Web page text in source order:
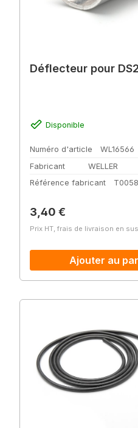
Déflecteur pour
Disponible
Numéro d'article
WL16566
Fabricant
WELLER
Référence fabricant
Prix régulier :
3,40 €
Prix HT, frais de livraison en sus
Ajouter au